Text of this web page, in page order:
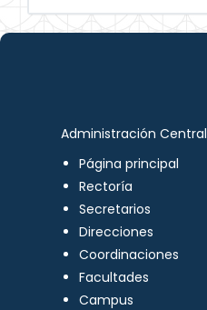
Administración Central
Página principal
Rectoría
Secretarios
Direcciones
Coordinaciones
Facultades
Campus